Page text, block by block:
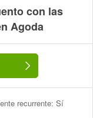
con las
Agoda
recurrente: Sí